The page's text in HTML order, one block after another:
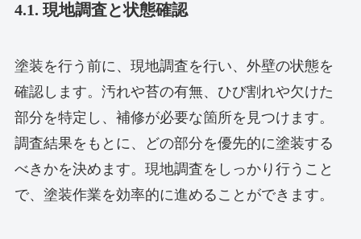
4.1. 現地調査と状態確認
塗装を行う前に、現地調査を行い、外壁の状態を
確認します。汚れや苔の有無、ひび割れや欠けた
部分を特定し、補修が必要な箇所を見つけます。
調査結果をもとに、どの部分を優先的に塗装する
べきかを決めます。現地調査をしっかり行うこと
で、塗装作業を効率的に進めることができます。